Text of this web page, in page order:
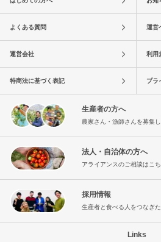
よくある質問 運営
運営会社 利用
特商法に基づく表記 プラ
生産者の方へ
農家さん・漁師さんを募集
法人・自治体の方へ
アライアンスのご相談はこ
採用情報
生産者と食べる人をつなぎ
Links